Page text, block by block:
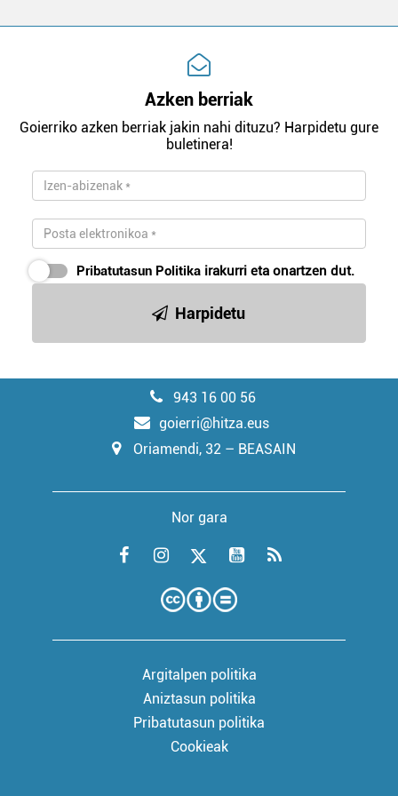
Azken berriak
Goierriko azken berriak jakin nahi dituzu? Harpidetu gure
buletinera!
Pribatutasun Politika irakurri eta onartzen dut.
Harpidetu
943 16 00 56
goierri@hitza.eus
Oriamendi, 32 – BEASAIN
Nor gara
Argitalpen politika
Aniztasun politika
Pribatutasun politika
Cookieak